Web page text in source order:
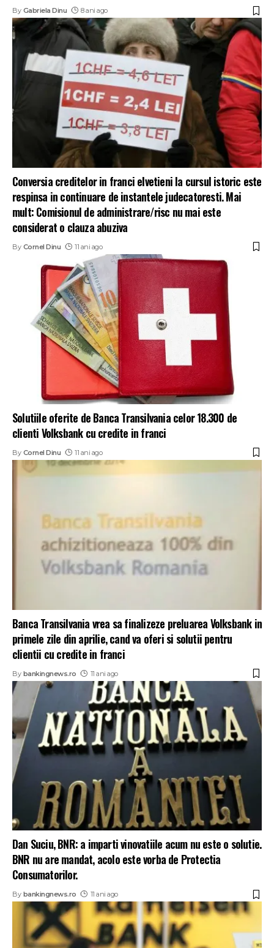
By Gabriela Dinu 8 ani ago
Conversia creditelor in franci elvetieni la cursul istoric este
respinsa in continuare de instantele judecatoresti. Mai
mult: Comisionul de administrare/risc nu mai este
considerat o clauza abuziva
By Cornel Dinu 11 ani ago
Solutiile oferite de Banca Transilvania celor 18.300 de
clienti Volksbank cu credite in franci
By Cornel Dinu 11 ani ago
Banca Transilvania vrea sa finalizeze preluarea Volksbank in
primele zile din aprilie, cand va oferi si solutii pentru
clientii cu credite in franci
By bankingnews.ro 11 ani ago
Dan Suciu, BNR: a imparti vinovatiile acum nu este o solutie.
BNR nu are mandat, acolo este vorba de Protectia
Consumatorilor.
By bankingnews.ro 11 ani ago